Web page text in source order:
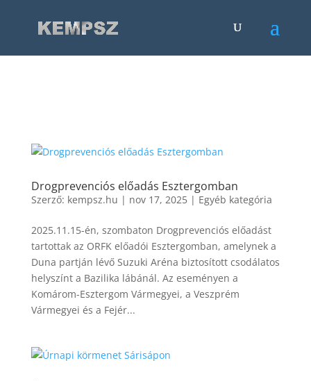
button--quick-actions, .et-fb-button-group.et-fb-button-group--
save-changes .et-fb-button--help { display: none !important; }
Drogprevenciós előadás Esztergomban
Szerző: kempsz.hu | nov 17, 2025| Egyéb kategória
2025.11.15-én, szombaton Drogprevenciós előadást
tartottak az ORFK előadói Esztergomban, amelynek a
Duna partján lévő Suzuki Aréna biztosított csodálatos
helyszínt a Bazilika lábánál. Az eseményen a
Komárom-Esztergom Vármegyei, a Veszprém
Vármegyei és a Fejér...